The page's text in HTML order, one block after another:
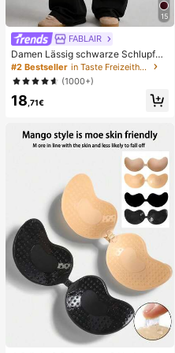
15
FABLAIR
Damen Lässig schwarze Schlupfho
se mit weitem Bein, Stoffhose mit T
unnelzug, mittellang, dehnbar
#2 Bestseller
in Taste Freizeithose
(1000+)
18 ,71€